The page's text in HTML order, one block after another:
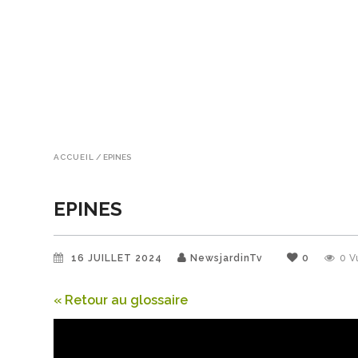
ACCUEIL / EPINES
EPINES
16 JUILLET 2024 NewsjardinTv 0 0
« Retour au glossaire